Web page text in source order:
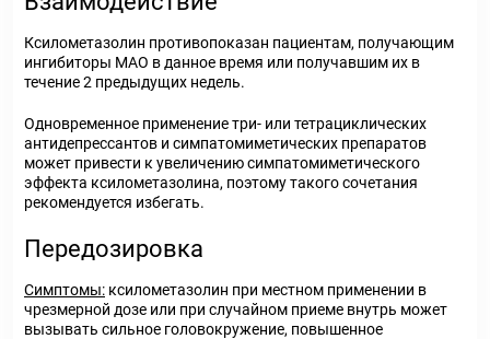
Ксилометазолин противопоказан пациентам, получающим
ингибиторы МАО в данное время или получавшим их в
течение 2 предыдущих недель.
Одновременное применение три- или тетрациклических
антидепрессантов и симпатомиметических препаратов
может привести к увеличению симпатомиметического
эффекта ксилометазолина, поэтому такого сочетания
рекомендуется избегать.
Передозировка
Симптомы: ксилометазолин при местном применении в
чрезмерной дозе или при случайном приеме внутрь может
вызывать сильное головокружение, повышенное